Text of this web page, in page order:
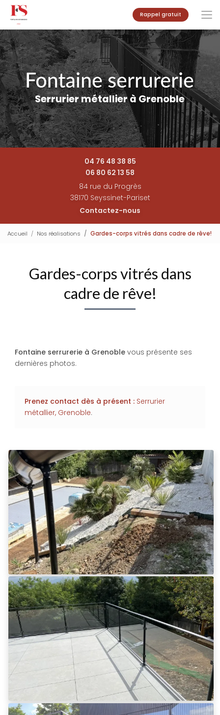
Aller
contenu
principal
Rappel gratuit
Serrurier métallier à Grenoble
04 76 48 38 85
06 80 62 13 58
84 rue du Progrès
38170 Seyssinet-Pariset
Contactez-nous
Accueil Nos réalisations Gardes-corps vitrés dans cadre de rêve!
Gardes-corps vitrés dans
cadre de rêve!
Fontaine serrurerie à Grenoble vous présente ses
dernières photos.
Prenez contact dès à présent : Serrurier
métallier, Grenoble.